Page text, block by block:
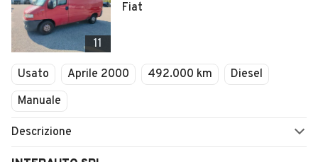
11
Fiat
Usato Aprile 2000 492.000 km
Diesel
Manuale
Descrizione